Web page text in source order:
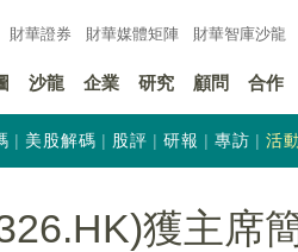
財華證券 財華媒體矩陣 財華智庫沙龍
沙龍 企業 研究 顧問 合作
美股解碼 股評 研報 專訪 活動
獲主席